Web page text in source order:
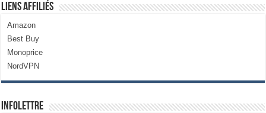
Liens Affiliés
Amazon
Best Buy
Monoprice
NordVPN
Infolettre